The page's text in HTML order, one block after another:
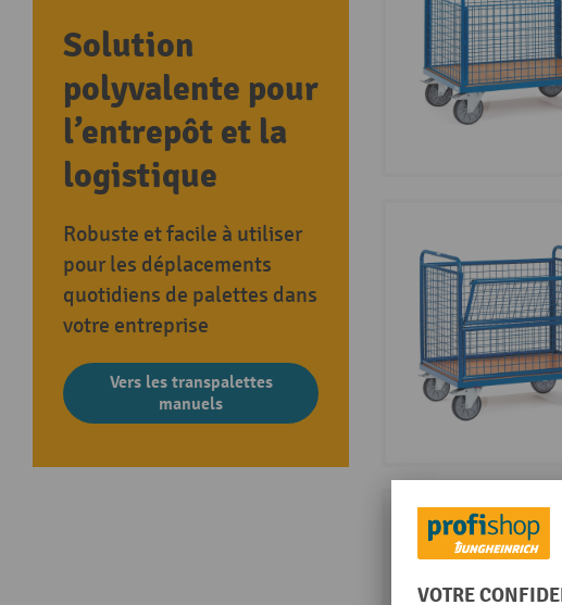
Solution
polyvalente pour
l’entrepôt et la
logistique
Robuste et facile à utiliser
pour les déplacements
quotidiens de palettes dans
votre entreprise
Vers les transpalettes
manuels